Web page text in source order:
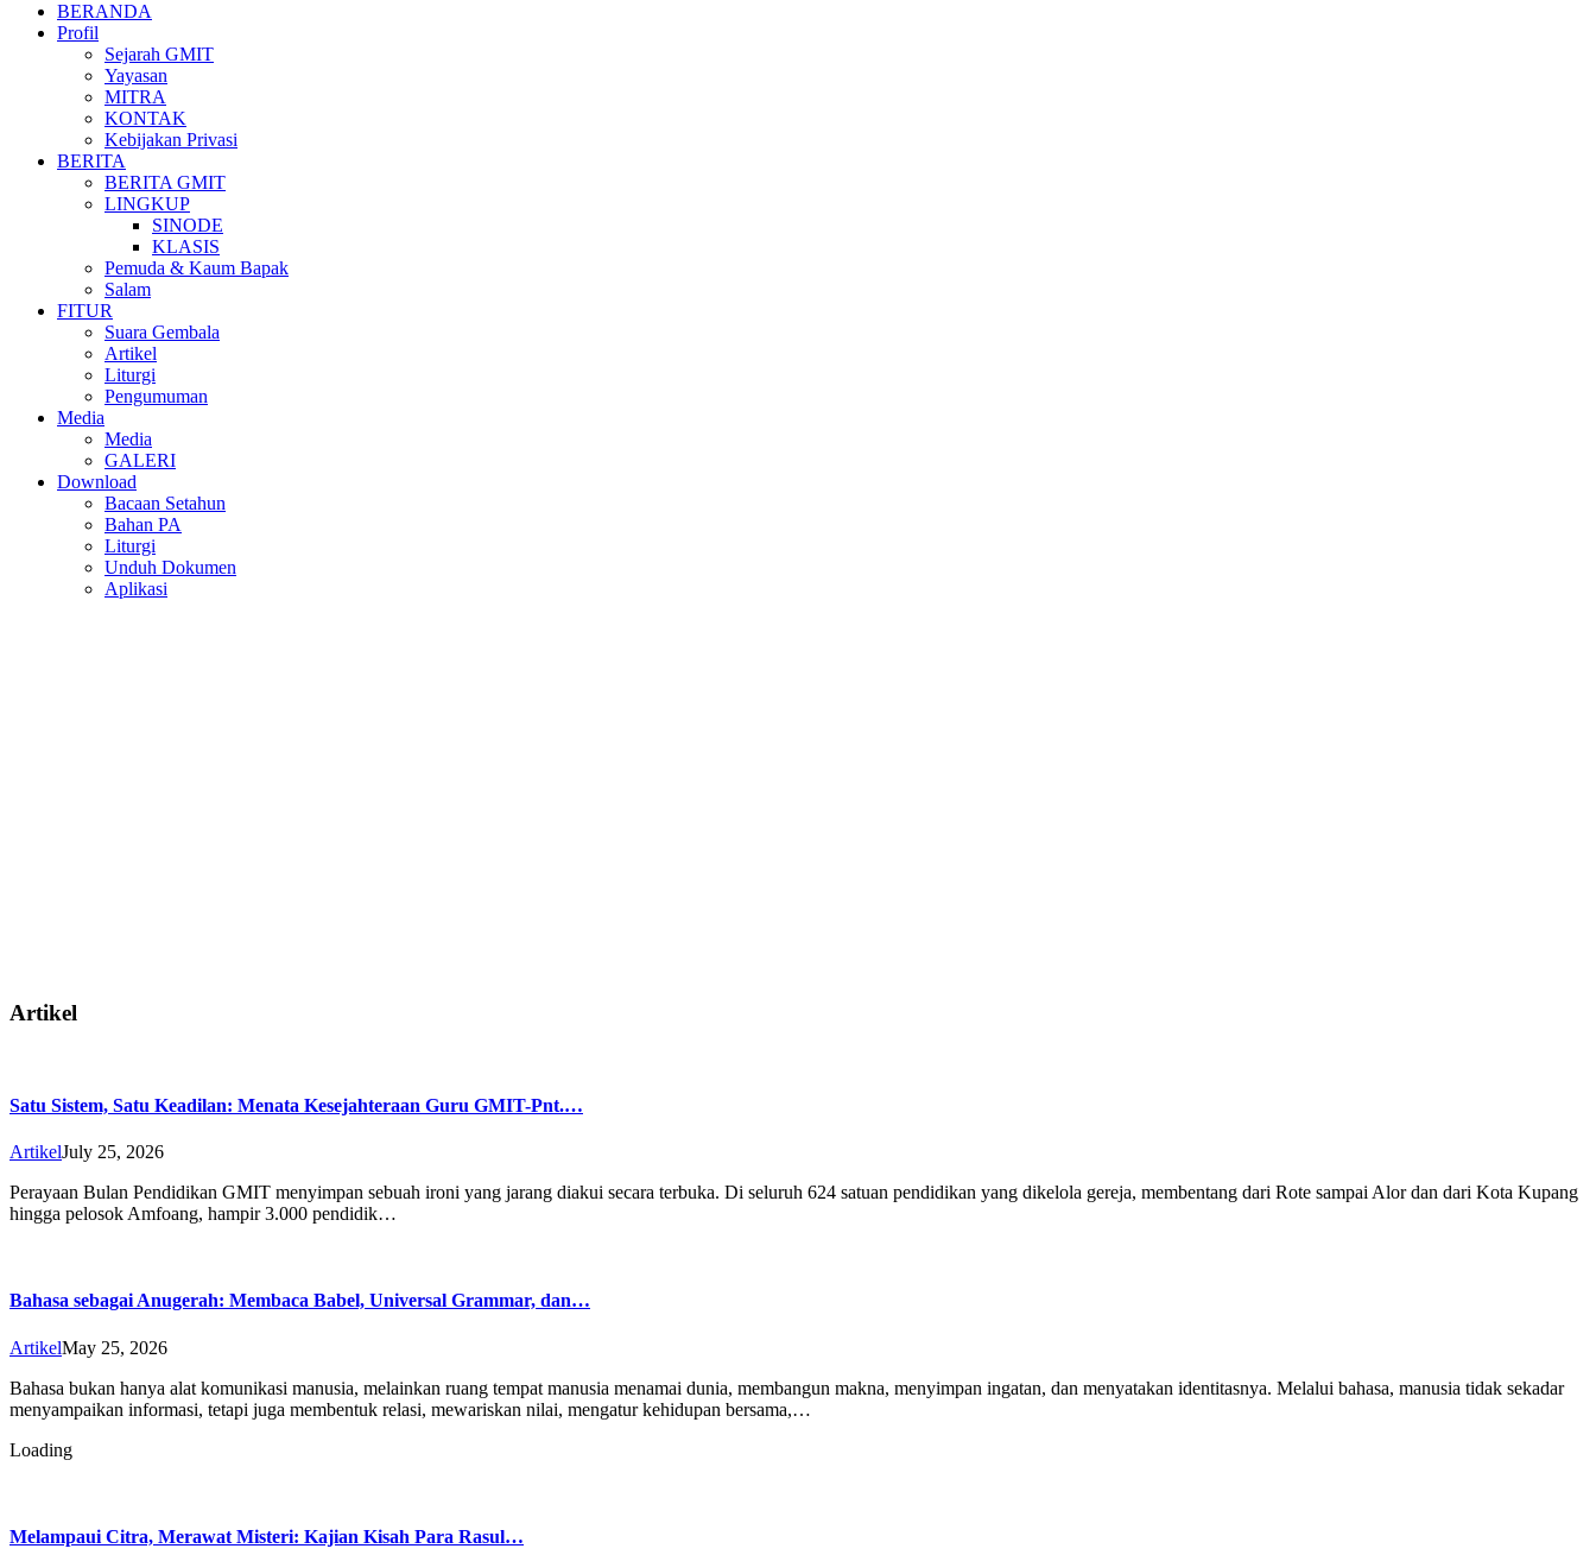
BERANDA
Profil
Sejarah GMIT
Yayasan
MITRA
KONTAK
Kebijakan Privasi
BERITA
BERITA GMIT
LINGKUP
SINODE
KLASIS
Pemuda & Kaum Bapak
Salam
FITUR
Suara Gembala
Artikel
Liturgi
Pengumuman
Media
Media
GALERI
Download
Bacaan Setahun
Bahan PA
Liturgi
Unduh Dokumen
Aplikasi
Artikel
Satu Sistem, Satu Keadilan: Menata Kesejahteraan Guru GMIT-Pnt.…
ArtikelJuly 25, 2026
Perayaan Bulan Pendidikan GMIT menyimpan sebuah ironi yang jarang diakui secara terbuka. Di seluruh 624 satuan pendidikan yang dikelola gereja, membentang dari Rote sampai Alor dan dari Kota Kupang
hingga pelosok Amfoang, hampir 3.000 pendidik…
Bahasa sebagai Anugerah: Membaca Babel, Universal Grammar, dan…
ArtikelMay 25, 2026
Bahasa bukan hanya alat komunikasi manusia, melainkan ruang tempat manusia menamai dunia, membangun makna, menyimpan ingatan, dan menyatakan identitasnya. Melalui bahasa, manusia tidak sekadar
menyampaikan informasi, tetapi juga membentuk relasi, mewariskan nilai, mengatur kehidupan bersama,…
Loading
Melampaui Citra, Merawat Misteri: Kajian Kisah Para Rasul…